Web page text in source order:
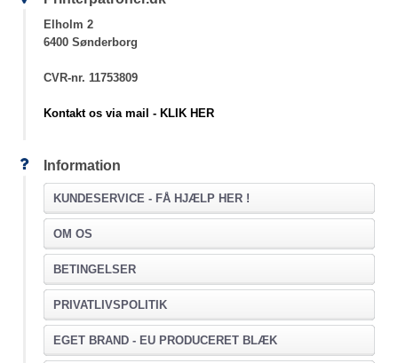
Elholm 2
6400 Sønderborg
CVR-nr. 11753809
Kontakt os via mail - KLIK HER
Information
KUNDESERVICE - FÅ HJÆLP HER !
OM OS
BETINGELSER
PRIVATLIVSPOLITIK
EGET BRAND - EU PRODUCERET BLÆK